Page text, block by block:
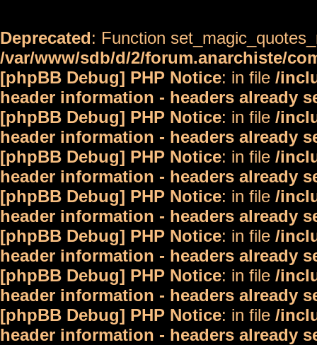
Deprecated: Function
/var/www/sdb/d/2/forum.anarchiste/
[phpBB Debug] PHP Notice: in file /
header information - headers already
[phpBB Debug] PHP Notice: in file /
header information - headers already
[phpBB Debug] PHP Notice: in file /
header information - headers already
[phpBB Debug] PHP Notice: in file /
header information - headers already
[phpBB Debug] PHP Notice: in file /
header information - headers already
[phpBB Debug] PHP Notice: in file /
header information - headers already
[phpBB Debug] PHP Notice: in file /
header information - headers already